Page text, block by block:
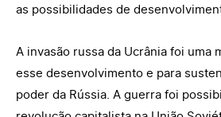
as possibilidades de
A invasão russa da Ucrânia foi uma
esse desenvolvimento e para
poder da Rússia. A guerra foi